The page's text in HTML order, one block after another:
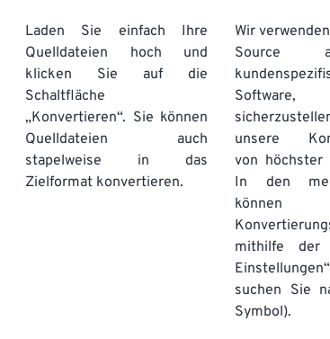
Laden Sie einfach Ihre
Quelldateien hoch und
klicken Sie auf die
Schaltfläche
„Konvertieren“. Sie können
Quelldateien auch
stapelweise in das
Zielformat konvertieren.
Wir
Source
unsere
von höchster
In den
mithilfe der
suchen Sie
Symbol).